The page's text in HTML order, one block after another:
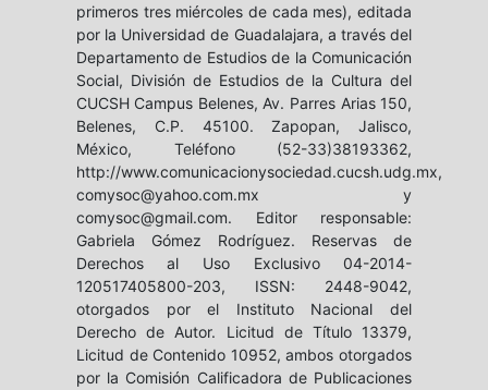
primeros tres miércoles de cada mes), editada
por la Universidad de Guadalajara, a través del
Departamento de Estudios de la Comunicación
Social, División de Estudios de la Cultura del
CUCSH Campus Belenes, Av. Parres Arias 150,
Belenes, C.P. 45100. Zapopan, Jalisco,
México, Teléfono (52-33)38193362,
http://www.comunicacionysociedad.cucsh.udg.mx,
comysoc@yahoo.com.mx y
comysoc@gmail.com. Editor responsable:
Gabriela Gómez Rodríguez. Reservas de
Derechos al Uso Exclusivo 04-2014-
120517405800-203, ISSN: 2448-9042,
otorgados por el Instituto Nacional del
Derecho de Autor. Licitud de Título 13379,
Licitud de Contenido 10952, ambos otorgados
por la Comisión Calificadora de Publicaciones